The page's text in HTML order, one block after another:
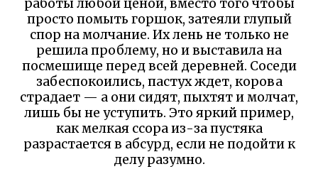
работы любой ценой, вместо того чтобы
просто помыть горшок, затеяли глупый
спор на молчание. Их лень не только не
решила проблему, но и выставила на
посмешище перед всей деревней. Соседи
забеспокоились, пастух ждет, корова
страдает — а они сидят, пыхтят и молчат,
лишь бы не уступить. Это яркий пример,
как мелкая ссора из-за пустяка
разрастается в абсурд, если не подойти к
делу разумно.